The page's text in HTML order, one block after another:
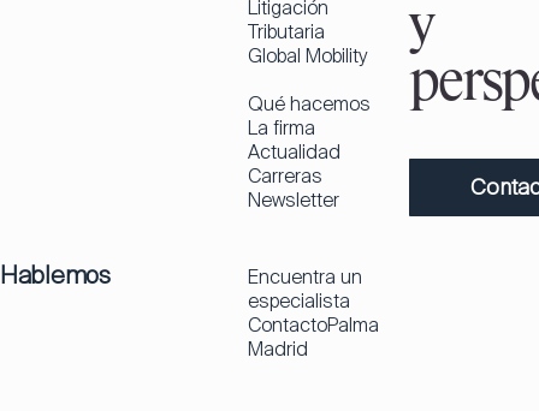
Litigación
Tributaria
Global Mobility
Qué hacemos
La firma
Actualidad
Carreras
Newsletter
Hablemos
Encuentra un
especialista
ContactoPalma
Madrid
y